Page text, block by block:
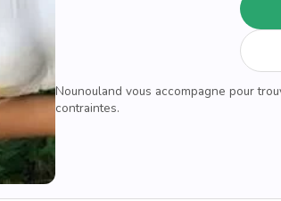
Nounouland vous accompagne pour
contraintes.